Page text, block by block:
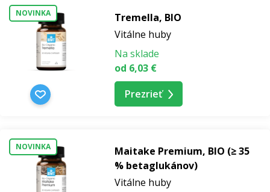
NOVINKA
Tremella, BIO
Vitálne huby
Na sklade
od 6,03 €
Prezrieť
NOVINKA
Maitake Premium, BIO (≥ 35
% betaglukánov)
Vitálne huby